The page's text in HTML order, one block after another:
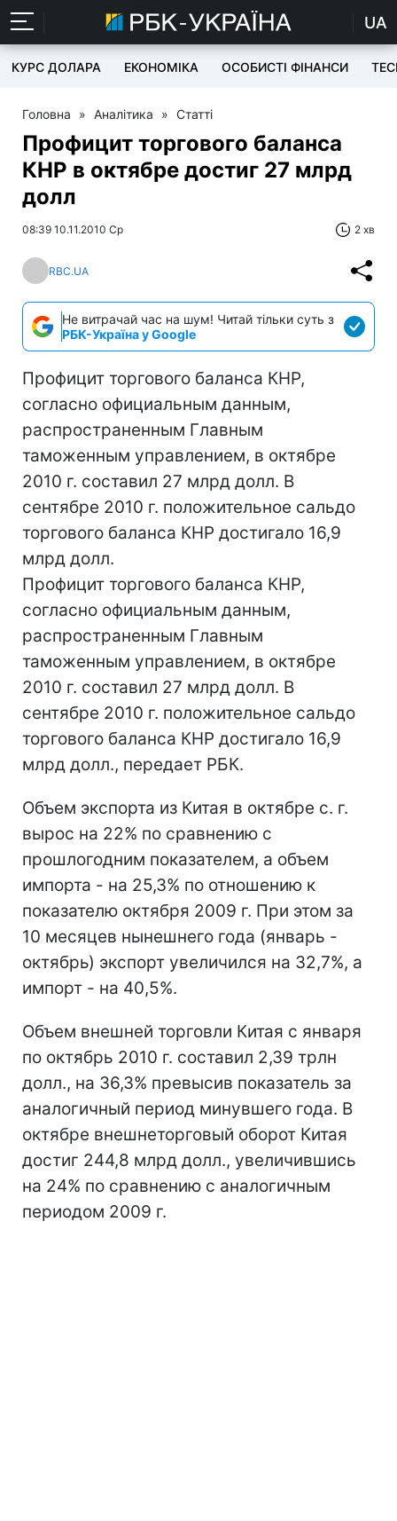
UA
КУРС ДОЛАРА ЕКОНОМІКА ОСОБИСТІ ФІНАНСИ
Головна » Аналітика » Статті
Профицит торгового баланса
КНР в октябре достиг 27 млрд
долл
08:39 10.11.2010 Ср 2 хв
RBC.UA
Не витрачай час на шум! Читай тільки суть з
РБК-Україна у Google
Профицит торгового баланса КНР,
согласно официальным данным,
распространенным Главным
таможенным управлением, в октябре
2010 г. составил 27 млрд долл. В
сентябре 2010 г. положительное сальдо
торгового баланса КНР достигало 16,9
млрд долл.
Профицит торгового баланса КНР,
согласно официальным данным,
распространенным Главным
таможенным управлением, в октябре
2010 г. составил 27 млрд долл. В
сентябре 2010 г. положительное сальдо
торгового баланса КНР достигало 16,9
млрд долл., передает РБК.
Объем экспорта из Китая в октябре с. г.
вырос на 22% по сравнению с
прошлогодним показателем, а объем
импорта - на 25,3% по отношению к
показателю октября 2009 г. При этом за
10 месяцев нынешнего года (январь -
октябрь) экспорт увеличился на 32,7%, а
импорт - на 40,5%.
Объем внешней торговли Китая с января
по октябрь 2010 г. составил 2,39 трлн
долл., на 36,3% превысив показатель за
аналогичный период минувшего года. В
октябре внешнеторговый оборот Китая
достиг 244,8 млрд долл., увеличившись
на 24% по сравнению с аналогичным
периодом 2009 г.